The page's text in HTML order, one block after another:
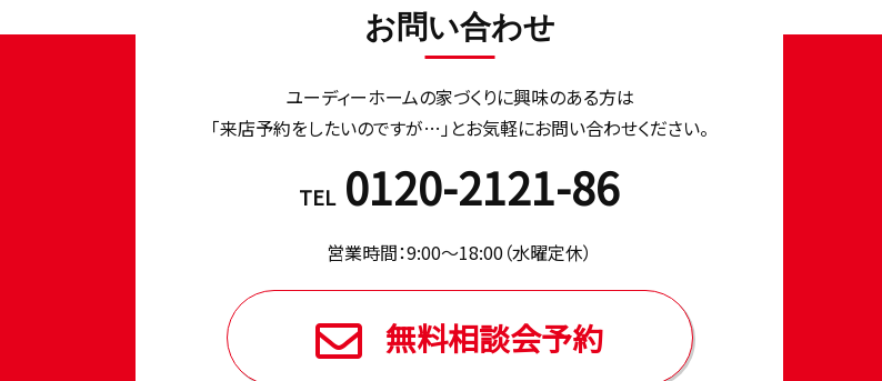
お問い合わせ
ユーディーホームの家づくりに興味のある⽅は
「来店予約をしたいのですが…」とお気軽にお問い合わせください。
TEL 0120-2121-86
営業時間：9:00〜18:00（⽔曜定休）
無料相談会予約